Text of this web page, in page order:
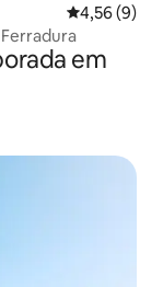
4,56 de uma
4,56 (9)
em